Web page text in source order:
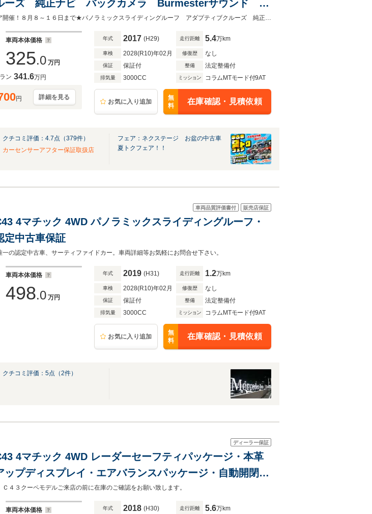
ーズ 純正ナビ バックカメラ Burmesterサウンド 黒
シート シートヒーター 電動リアゲート LEDヘッッド
煙
★ネクステージ夏トクフェア開催！８月８～１６日まで★パノラミックスライディングルーフ アダプティブクルーズ 純正ナビ バックカメラ Ｂｕｒｍｅｓｔｅｒ
車両本体価格
325.0 万円
ン 341.6万円
円 詳細を見る
年式 2017 (H29) 走行距離 5.4万km
車検 2028(R10)年02月 修復歴 なし
保証 保証付 整備 法定整備付
排気量 3000CC ミッション コラムMTモード付9AT
お気に入り追加
無
料
在庫確認・見積依頼
クチコミ評価： 4.7点（379件）
カーセンサーアフター保証取扱店
フェア：ネクステージ お盆の中古車
夏トクフェア！！
車両品質評価書付 販売店保証
4マチック 4WD パノラミックスライディングルーフ・
定中古車保証
の認定中古車、サーティファイドカー。車両詳細等お気軽にお問合せ下さい。
車両本体価格
498.0 万円
年式 2019 (H31) 走行距離 1.2万km
車検 2028(R10)年02月 修復歴 なし
保証 保証付 整備 法定整備付
排気量 3000CC ミッション コラムMTモード付9AT
お気に入り追加
無
料
在庫確認・見積依頼
クチコミ評価： 5点（2件）
ディーラー保証
4マチック 4WD レーダーセーフティパッケージ・本革
ップディスプレイ・エアバランスパッケージ・自動開閉ト
ットトランクオープナー・ブルメスターサラウンドシステ
13個
４３クーペモデルご来店の前に在庫のご確認をお願い致します。
車両本体価格 年式 2018 (H30) 走行距離 5.6万km